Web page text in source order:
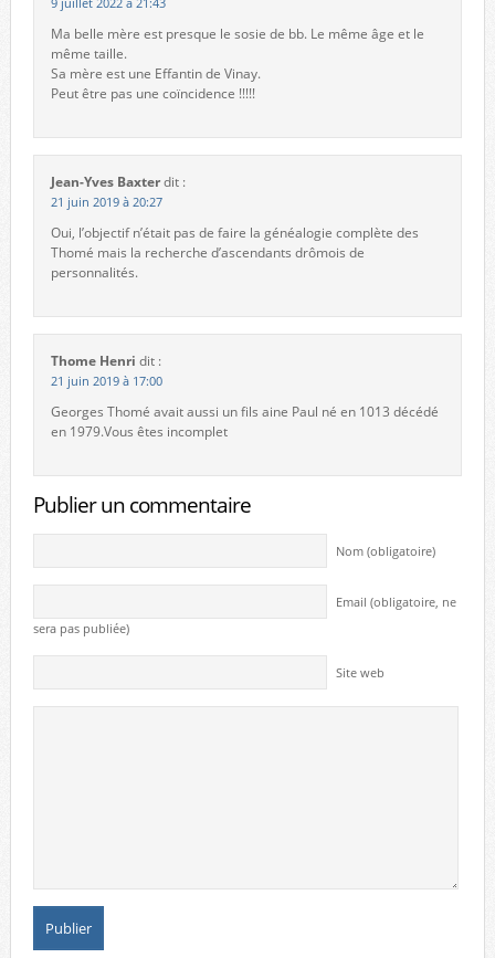
9 juillet 2022 à 21:43
Ma belle mère est presque le sosie de bb. Le même âge et le
même taille.
Sa mère est une Effantin de Vinay.
Peut être pas une coïncidence !!!!!
Jean-Yves Baxterdit :
21 juin 2019 à 20:27
Oui, l’objectif n’était pas de faire la généalogie complète des
Thomé mais la recherche d’ascendants drômois de
personnalités.
Thome Henri dit :
21 juin 2019 à 17:00
Georges Thomé avait aussi un fils aine Paul né en 1013 décédé
en 1979.Vous êtes incomplet
Publier un commentaire
Nom (obligatoire)
Email (obligatoire, ne
sera pas publiée)
Site web